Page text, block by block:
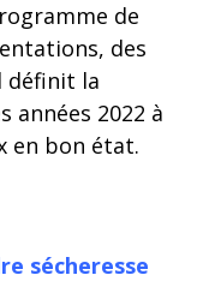
de
des
définit la
2022 à
en bon état.
sécheresse